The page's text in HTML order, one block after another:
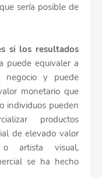
sería posible de
si los resultados
puede equivaler a
y puede
monetario que
individuos pueden
productos
de elevado valor
artista visual,
se ha hecho